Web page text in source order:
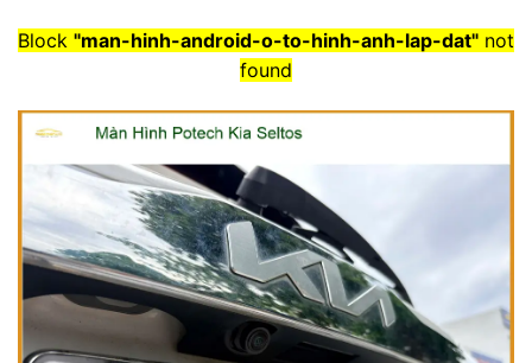
Block "man-hinh-android-o-to-hinh-anh-lap-dat" not
found